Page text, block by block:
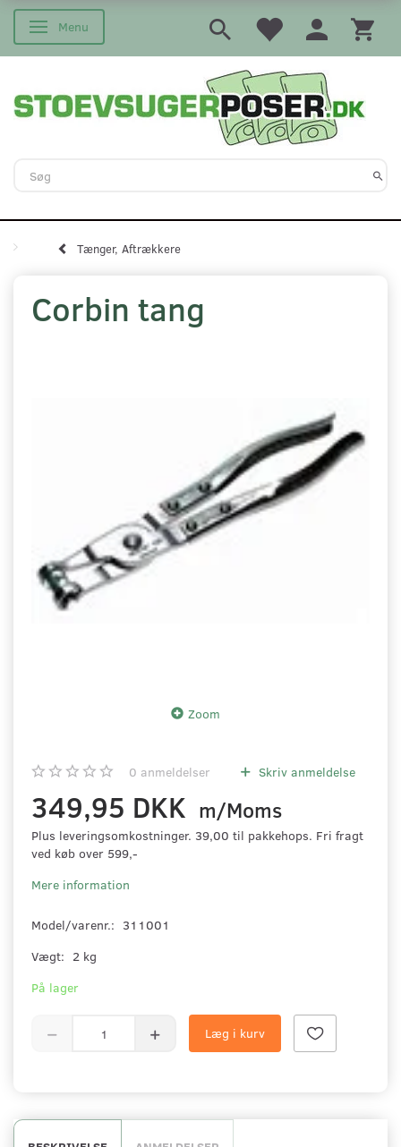
Skifte navigation
Menu
Tænger, Aftrækkere
Corbin tang
Zoom
0 anmeldelser Skriv anmeldelse
349,95 DKK m/Moms
Plus leveringsomkostninger. 39,00 til pakkehops. Fri fragt
ved køb over 599,-
Mere information
Model/varenr.: 311001
Vægt: 2 kg
På lager
Læg i kurv